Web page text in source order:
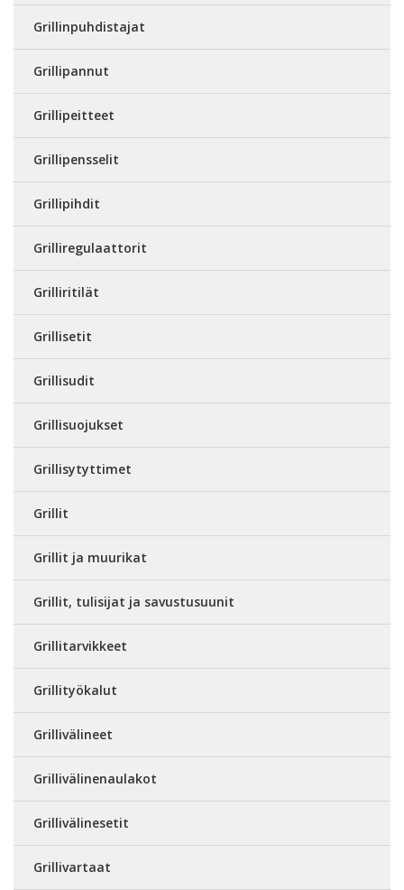
Grillinpuhdistajat
Grillipannut
Grillipeitteet
Grillipensselit
Grillipihdit
Grilliregulaattorit
Grilliritilät
Grillisetit
Grillisudit
Grillisuojukset
Grillisytyttimet
Grillit
Grillit ja muurikat
Grillit, tulisijat ja savustusuunit
Grillitarvikkeet
Grillityökalut
Grillivälineet
Grillivälinenaulakot
Grillivälinesetit
Grillivartaat